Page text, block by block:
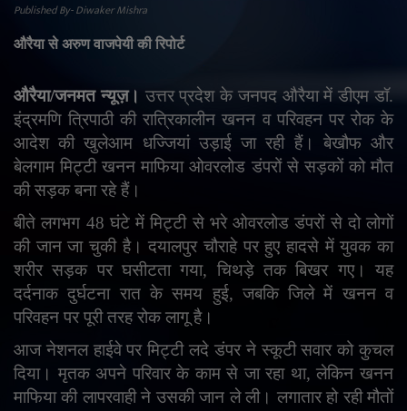
व्यापार
ई-पेपर
Language
English Arabic
Published By- Diwaker Mishra
औरैया से अरुण वाजपेयी की रिपोर्ट
औरैया/जनमत न्यूज़। उत्तर प्रदेश के जनपद औरैया में डीएम डॉ.
इंद्रमणि त्रिपाठी की रात्रिकालीन खनन व परिवहन पर रोक के
आदेश की खुलेआम धज्जियां उड़ाई जा रही हैं। बेखौफ और
बेलगाम मिट्टी खनन माफिया ओवरलोड डंपरों से सड़कों को मौत
की सड़क बना रहे हैं।
बीते लगभग 48 घंटे में मिट्टी से भरे ओवरलोड डंपरों से दो लोगों
की जान जा चुकी है। दयालपुर चौराहे पर हुए हादसे में युवक का
शरीर सड़क पर घसीटता गया, चिथड़े तक बिखर गए। यह
दर्दनाक दुर्घटना रात के समय हुई, जबकि जिले में खनन व
परिवहन पर पूरी तरह रोक लागू है।
आज नेशनल हाईवे पर मिट्टी लदे डंपर ने स्कूटी सवार को कुचल
दिया। मृतक अपने परिवार के काम से जा रहा था,लेकिन खनन
माफिया की लापरवाही ने उसकी जान ले ली। लगातार हो रही मौतों